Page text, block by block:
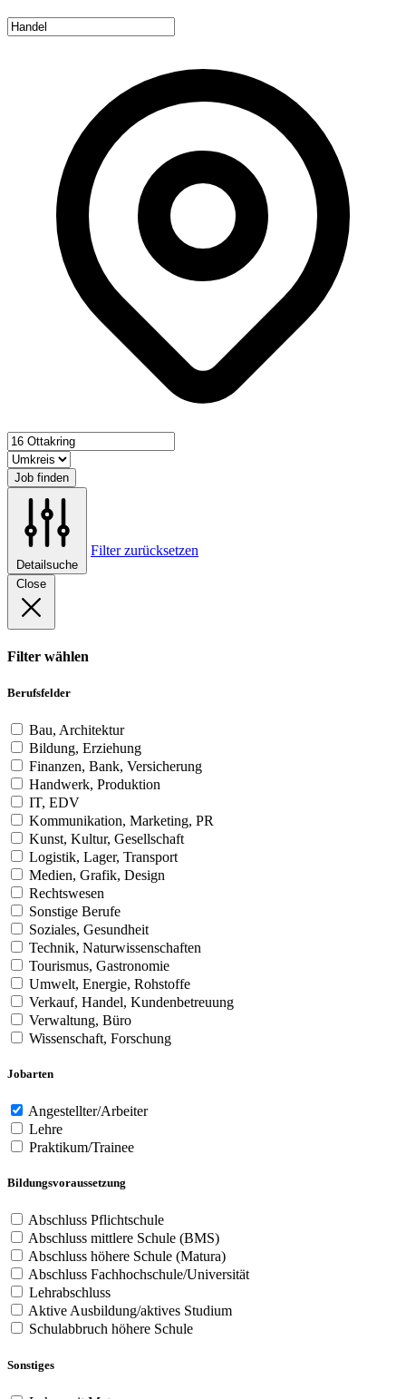
Job finden
Detailsuche
Filter zurücksetzen
Close
Filter wählen
Berufsfelder
Bau, Architektur
Bildung, Erziehung
Finanzen, Bank, Versicherung
Handwerk, Produktion
IT, EDV
Kommunikation, Marketing, PR
Kunst, Kultur, Gesellschaft
Logistik, Lager, Transport
Medien, Grafik, Design
Rechtswesen
Sonstige Berufe
Soziales, Gesundheit
Technik, Naturwissenschaften
Tourismus, Gastronomie
Umwelt, Energie, Rohstoffe
Verkauf, Handel, Kundenbetreuung
Verwaltung, Büro
Wissenschaft, Forschung
Jobarten
Angestellter/Arbeiter
Lehre
Praktikum/Trainee
Bildungsvoraussetzung
Abschluss Pflichtschule
Abschluss mittlere Schule (BMS)
Abschluss höhere Schule (Matura)
Abschluss Fachhochschule/Universität
Lehrabschluss
Aktive Ausbildung/aktives Studium
Schulabbruch höhere Schule
Sonstiges